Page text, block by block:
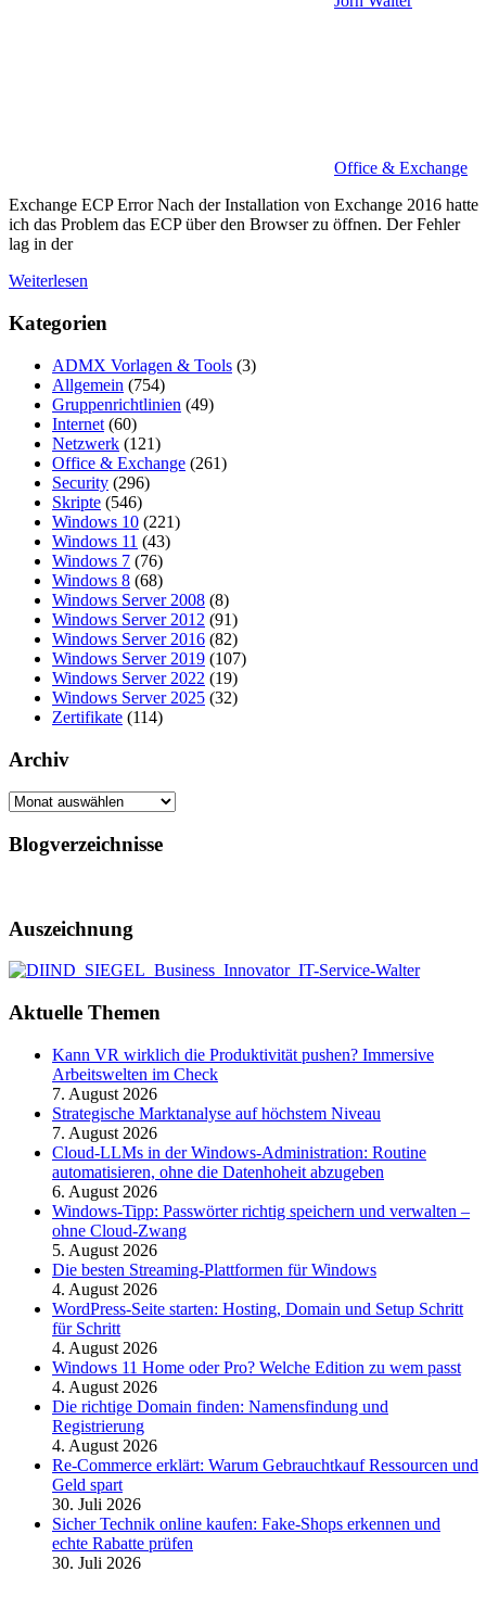
Office & Exchange
Exchange ECP Error Nach der Installation von Exchange 2016 hatte
ich das Problem das ECP über den Browser zu öffnen. Der Fehler
lag in der
Weiterlesen
Kategorien
ADMX Vorlagen & Tools (3)
Allgemein (754)
Gruppenrichtlinien (49)
Internet (60)
Netzwerk (121)
Office & Exchange (261)
Security (296)
Skripte (546)
Windows 10 (221)
Windows 11 (43)
Windows 7 (76)
Windows 8 (68)
Windows Server 2008 (8)
Windows Server 2012 (91)
Windows Server 2016 (82)
Windows Server 2019 (107)
Windows Server 2022 (19)
Windows Server 2025 (32)
Zertifikate (114)
Archiv
Archiv
Blogverzeichnisse
Auszeichnung
Aktuelle Themen
Kann VR wirklich die Produktivität pushen? Immersive
Arbeitswelten im Check
7. August 2026
Strategische Marktanalyse auf höchstem Niveau
7. August 2026
Cloud-LLMs in der Windows-Administration: Routine
automatisieren, ohne die Datenhoheit abzugeben
6. August 2026
Windows-Tipp: Passwörter richtig speichern und verwalten –
ohne Cloud-Zwang
5. August 2026
Die besten Streaming-Plattformen für Windows
4. August 2026
WordPress-Seite starten: Hosting, Domain und Setup Schritt
für Schritt
4. August 2026
Windows 11 Home oder Pro? Welche Edition zu wem passt
4. August 2026
Die richtige Domain finden: Namensfindung und
Registrierung
4. August 2026
Re-Commerce erklärt: Warum Gebrauchtkauf Ressourcen und
Geld spart
30. Juli 2026
Sicher Technik online kaufen: Fake-Shops erkennen und
echte Rabatte prüfen
30. Juli 2026